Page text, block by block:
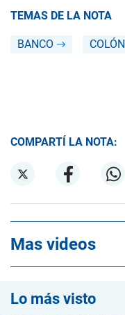
TEMAS DE LA NOTA
BANCO COLÓN
COMPARTÍ LA NOTA:
Mas videos
Lo más visto